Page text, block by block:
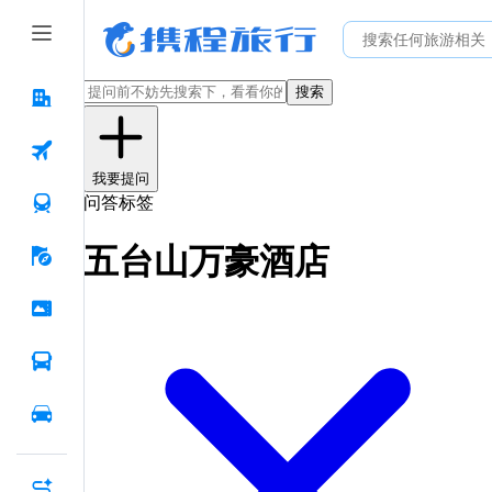
搜索
我要提问
问答标签
五台山万豪酒店